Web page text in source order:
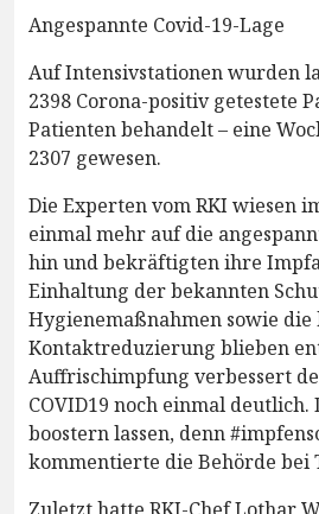
Angespannte Covid-19-Lage
Auf Intensivstationen wurden
2398 Corona-positiv getestete
Patienten behandelt – eine
2307 gewesen.
Die Experten vom RKI wiesen
einmal mehr auf die
hin und bekräftigten ihre
Einhaltung der bekannten
Hygienemaßnahmen sowie die
Kontaktreduzierung blieben
Auffrischimpfung verbessert
COVID19 noch einmal deutlich.
boostern lassen, denn
kommentierte die Behörde bei